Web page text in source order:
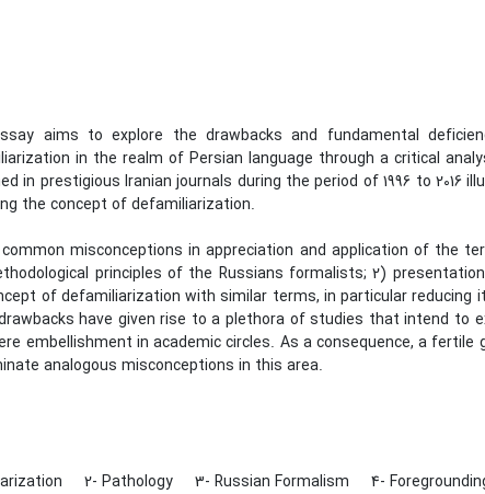
aims to explore the drawbacks and fundamental
in the realm of Persian language through a critical
in prestigious Iranian journals during the period of 1996 to
the concept of defamiliarization.
misconceptions in appreciation and application of the
principles of the Russians formalists; 2)
of defamiliarization with similar terms, in particular
have given rise to a plethora of studies that intend to
embellishment in academic circles. As a consequence, a
analogous misconceptions in this area.
2- Pathology 3- Russian Formalism 4-